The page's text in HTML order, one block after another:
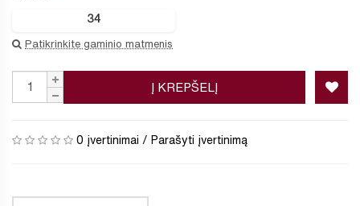
34
Patikrinkite gaminio matmenis
Į KREPŠELĮ
0 įvertinimai / Parašyti įvertinimą